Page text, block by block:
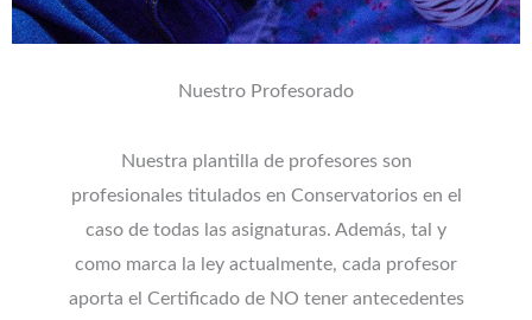
Nuestro Profesorado
Nuestra plantilla de profesores son
profesionales titulados en Conservatorios en el
caso de todas las asignaturas. Además, tal y
como marca la ley actualmente, cada profesor
aporta el Certificado de NO tener antecedentes